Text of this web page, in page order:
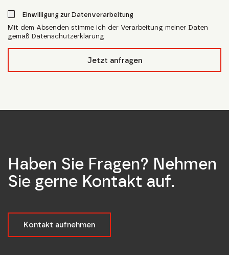
Einwilligung zur Datenverarbeitung
Mit dem Absenden stimme ich der Verarbeitung meiner Daten
gemäß Datenschutzerklärung
Jetzt anfragen
Haben Sie Fragen? Nehmen
Sie gerne Kontakt auf.
Kontakt aufnehmen